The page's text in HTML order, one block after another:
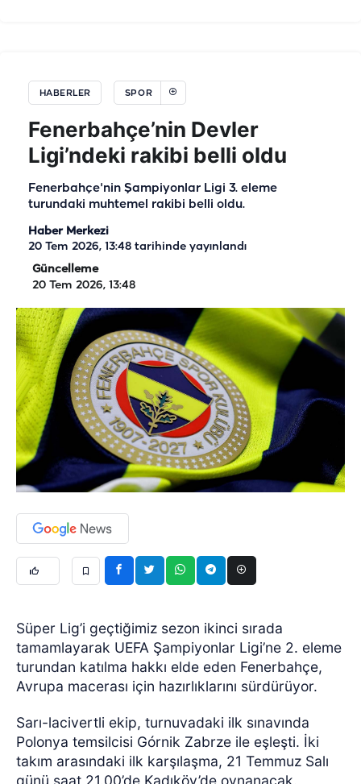
HABERLER SPOR
Fenerbahçe’nin Devler
Ligi’ndeki rakibi belli oldu
Fenerbahçe'nin Şampiyonlar Ligi 3. eleme
turundaki muhtemel rakibi belli oldu.
Haber Merkezi
20 Tem 2026, 13:48 tarihinde yayınlandı
Güncelleme
20 Tem 2026, 13:48
Süper Lig’i geçtiğimiz sezon ikinci sırada
tamamlayarak UEFA Şampiyonlar Ligi’ne 2. eleme
turundan katılma hakkı elde eden Fenerbahçe,
Avrupa macerası için hazırlıklarını sürdürüyor.
Sarı-lacivertli ekip, turnuvadaki ilk sınavında
Polonya temsilcisi Górnik Zabrze ile eşleşti. İki
takım arasındaki ilk karşılaşma, 21 Temmuz Salı
günü saat 21.00’de Kadıköy’de oynanacak.